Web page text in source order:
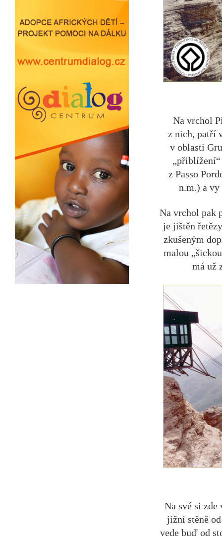
Na vrchol
z nich, patří
v oblasti
z Passo
n.m.) a
Na vrchol pak
je jištěn
zkušeným
malou
má už
Na své si
jižní stěně
vede buď od